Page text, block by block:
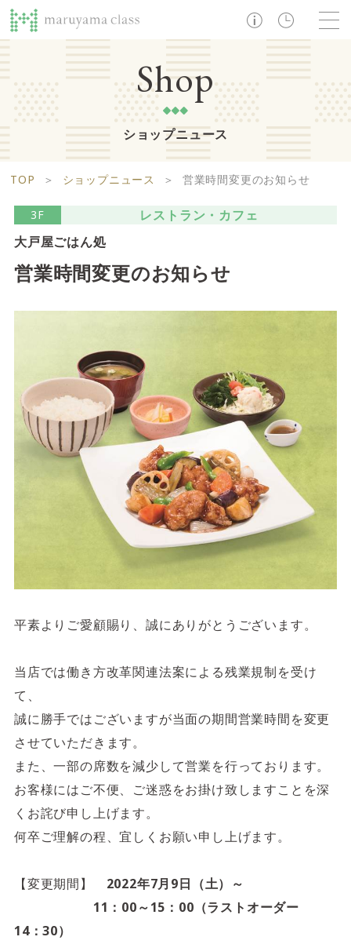
TOP
ショップ レストラン・カフェ ショップニュース
検索
サイトご利用にあたって
サイトマップ
閉じる
Life support floor
ライフサポートフロア
営業時間 10:00 ~ 20:00
1F Food boutique floor
フードブティックフロア
営業時間 10:00 ~ 20:00
※一部店舗は営業時間が異なります。
2F Fashion & Life style floor
ファッション＆ライフスタイルフロア
営業時間 10:00 ~ 20:00
3F
Service & Beauty & Restaurant
floor
サービス＆ビューティー＆レストランフロア
4F/5F Physical care floor
フィジカルケアフロア
営業時間 10:00 ~ 23:00
施設案内を見る
Shop
ショップニュース
TOP ＞ ショップニュース ＞ 営業時間変更のお知らせ
3F
レストラン・カフェ
大戸屋ごはん処
営業時間変更のお知らせ
平素よりご愛顧賜り、誠にありがとうございます。
当店では働き方改革関連法案による残業規制を受け
て、
誠に勝手ではございますが当面の期間営業時間を変更
させていただきます。
また、一部の席数を減少して営業を行っております。
お客様にはご不便、ご迷惑をお掛け致しますことを深
くお詫び申し上げます。
何卒ご理解の程、宜しくお願い申し上げます。
【変更期間】 2022年7月9日（土）～
11：00～15：00（ラストオーダー
14：30）